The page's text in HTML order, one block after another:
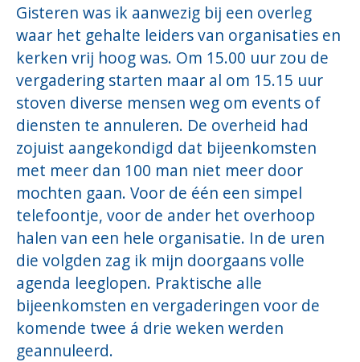
Gisteren was ik aanwezig bij een overleg
waar het gehalte leiders van organisaties en
kerken vrij hoog was. Om 15.00 uur zou de
vergadering starten maar al om 15.15 uur
stoven diverse mensen weg om events of
diensten te annuleren. De overheid had
zojuist aangekondigd dat bijeenkomsten
met meer dan 100 man niet meer door
mochten gaan. Voor de één een simpel
telefoontje, voor de ander het overhoop
halen van een hele organisatie. In de uren
die volgden zag ik mijn doorgaans volle
agenda leeglopen. Praktische alle
bijeenkomsten en vergaderingen voor de
komende twee á drie weken werden
geannuleerd.